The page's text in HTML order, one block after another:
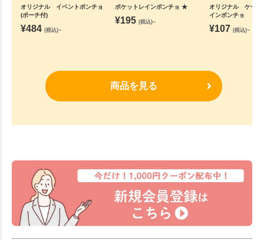
オリジナル イベントポンチョ
(ポーチ付)
¥484 (税込)~
ポケットレインポンチョ ★
¥195 (税込)~
オリジナル ケー
インポンチョ
¥107 (税込)~
商品を見る